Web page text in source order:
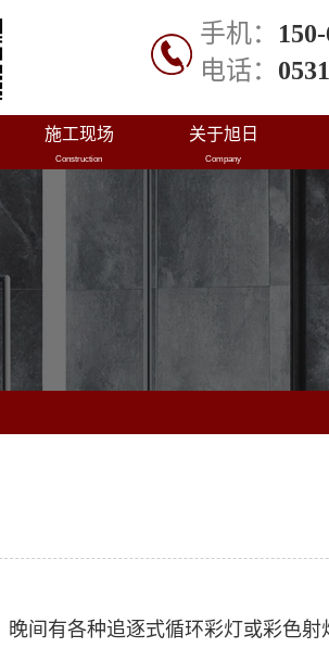
手机：
电话：
施工现场
Construction
关于旭日
Company
间有各种追逐式循环彩灯或彩色射